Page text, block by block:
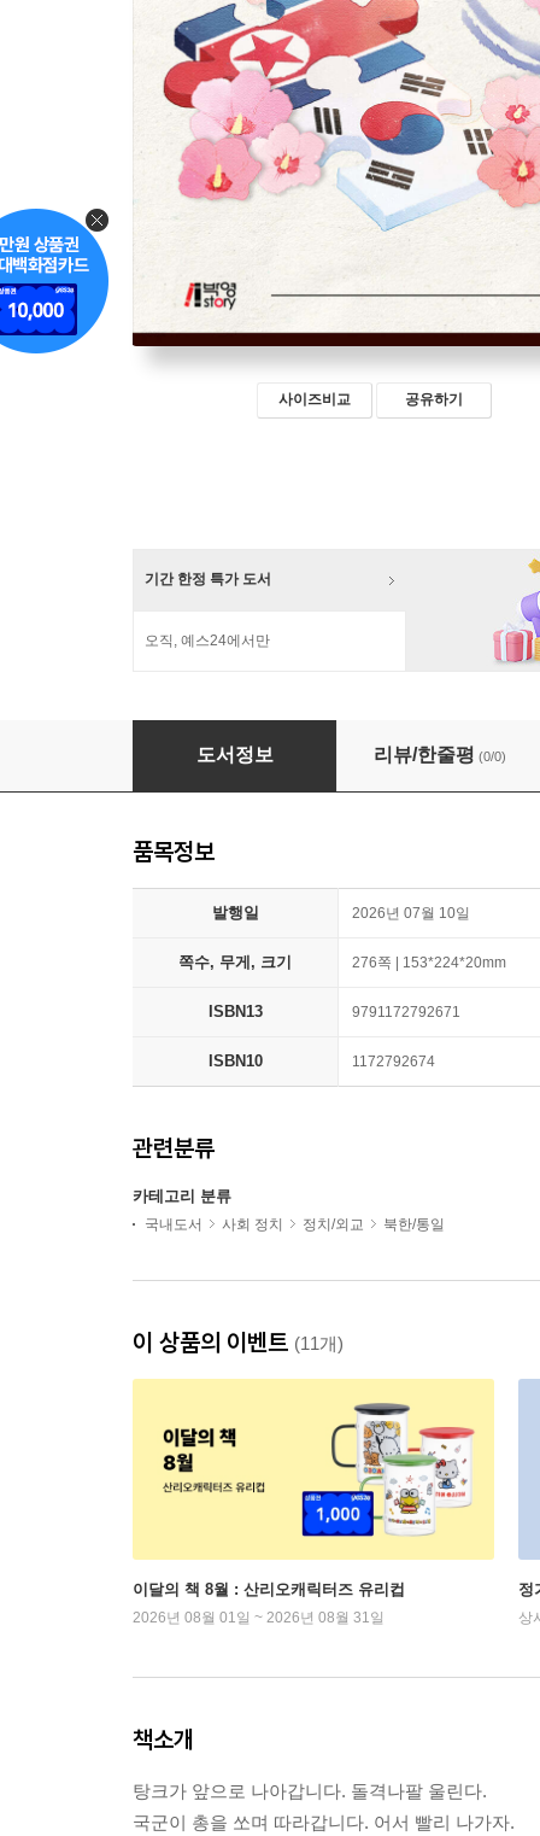
사이즈비교 공유하기
기간 한정 특가 도서
오직, 예스24에서만
분단교육과 통일교육
도서정보 리뷰/한줄평 (0/0)
품목정보
발행일 2026년 07월 10일
쪽수, 무게, 크기 276쪽 | 153*224*20mm
ISBN13 9791172792671
ISBN10 1172792674
관련분류
카테고리 분류
국내도서 사회 정치 정치/외교 북한/통일
이 상품의 이벤트 (11개)
이달의 책 8월 : 산리오캐릭터즈 유리컵
2026년 08월 01일 ~ 2026년 08월 31일
정
상
책소개
탕크가 앞으로 나아갑니다. 돌격나팔 울린다.
국군이 총을 쏘며 따라갑니다. 어서 빨리 나가자.